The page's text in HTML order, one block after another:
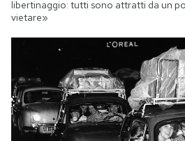
libertinaggio: tutti sono attratti da un
vietare»